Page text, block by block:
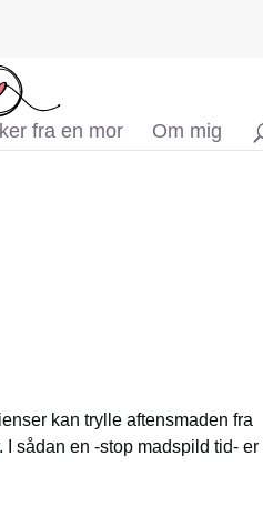
fra en mor Om mig
kan trylle aftensmaden fra
sådan en -stop madspild tid- er